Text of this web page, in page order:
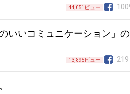
44,051ビュー
いいコミュニケーション」
13,895ビュー 219